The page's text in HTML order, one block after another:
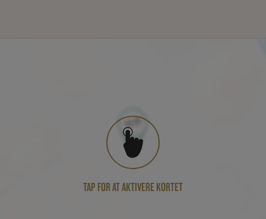
TAP FOR AT AKTIVERE KORTET